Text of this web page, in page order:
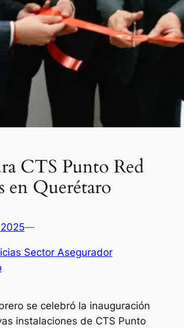
CTS Punto Red
en Querétaro
—
Sector Asegurador
se celebró la inauguración
instalaciones de CTS Punto